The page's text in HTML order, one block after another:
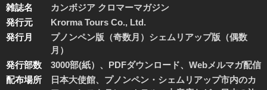
雑誌名
カンボジア クロマーマガジン
発行元
Krorma Tours Co., Ltd.
発行月
プノンペン版（奇数月）シェムリアップ版（偶数
月）
発行部数
3000部(紙）、PDFダウンロード、Webメルマガ配信
配布場所
日本大使館、プノンペン・シェムリアップ市内のカ